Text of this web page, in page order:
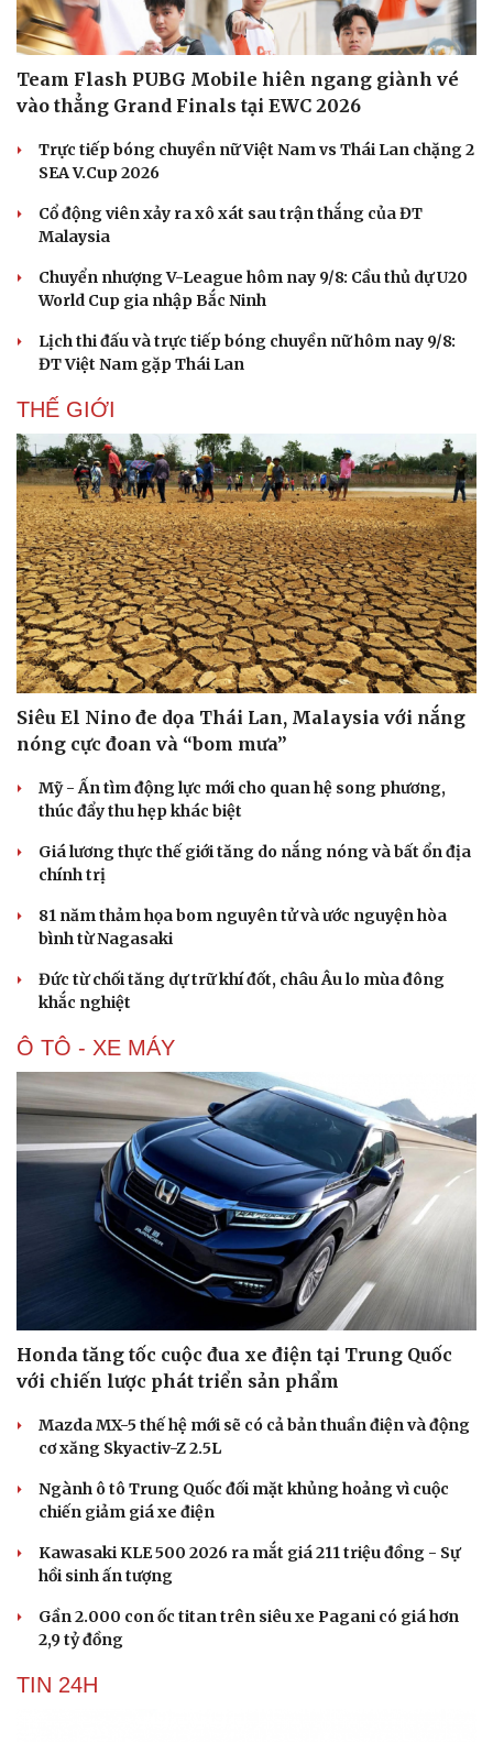
check-in
Cửa sổ tình yêu
Kể chuyện cho bé
Cải chính
Team Flash PUBG Mobile hiên ngang giành vé
vào thẳng Grand Finals tại EWC 2026
Trực tiếp bóng chuyền nữ Việt Nam vs Thái Lan chặng 2
SEA V.Cup 2026
Cổ động viên xảy ra xô xát sau trận thắng của ĐT
Malaysia
Chuyển nhượng V-League hôm nay 9/8: Cầu thủ dự U20
World Cup gia nhập Bắc Ninh
Lịch thi đấu và trực tiếp bóng chuyền nữ hôm nay 9/8:
ĐT Việt Nam gặp Thái Lan
THẾ GIỚI
Siêu El Nino đe dọa Thái Lan, Malaysia với nắng
nóng cực đoan và “bom mưa”
Mỹ - Ấn tìm động lực mới cho quan hệ song phương,
thúc đẩy thu hẹp khác biệt
Giá lương thực thế giới tăng do nắng nóng và bất ổn địa
chính trị
81 năm thảm họa bom nguyên tử và ước nguyện hòa
bình từ Nagasaki
Đức từ chối tăng dự trữ khí đốt, châu Âu lo mùa đông
khắc nghiệt
Ô TÔ - XE MÁY
Honda tăng tốc cuộc đua xe điện tại Trung Quốc
với chiến lược phát triển sản phẩm
Mazda MX-5 thế hệ mới sẽ có cả bản thuần điện và động
cơ xăng Skyactiv-Z 2.5L
Ngành ô tô Trung Quốc đối mặt khủng hoảng vì cuộc
chiến giảm giá xe điện
Kawasaki KLE 500 2026 ra mắt giá 211 triệu đồng - Sự
hồi sinh ấn tượng
Gần 2.000 con ốc titan trên siêu xe Pagani có giá hơn
2,9 tỷ đồng
TIN 24H